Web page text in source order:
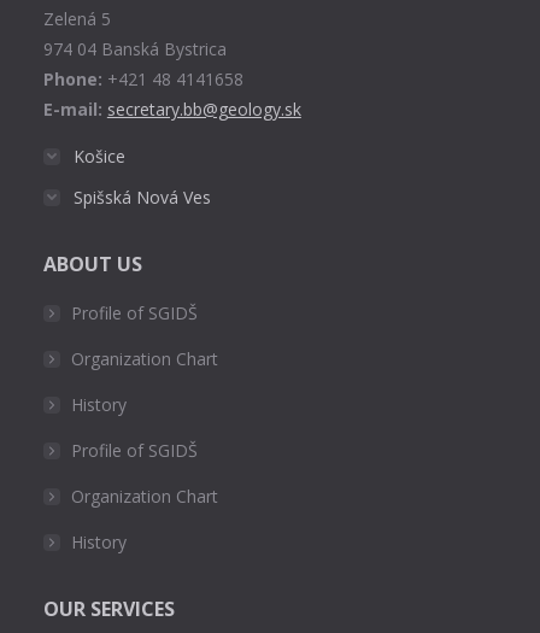
window
Zelená 5
974 04 Banská Bystrica
Phone: +421 48 4141658
E-mail: secretary.bb@geology.sk
Košice
Spišská Nová Ves
ABOUT US
Profile of SGIDŠ
Organization Chart
History
Profile of SGIDŠ
Organization Chart
History
OUR SERVICES